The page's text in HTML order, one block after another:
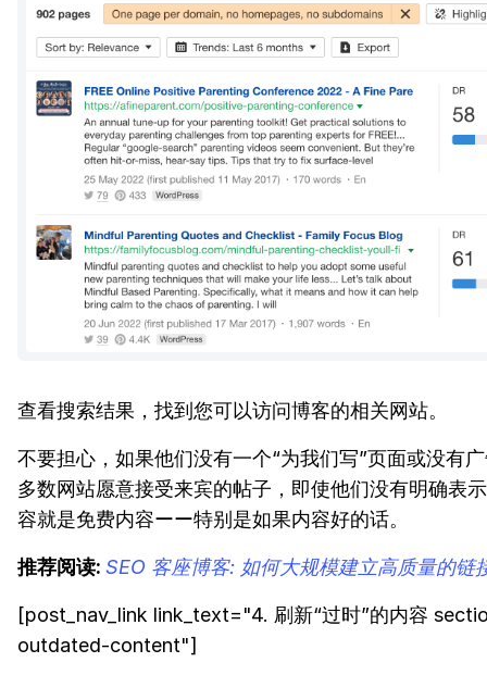
查看搜索结果，找到您可以访问博客的相关网站。
不要担心，如果他们没有一个“为我们写”页面或没有
多数网站愿意接受来宾的帖子，即使他们没有明确表
容就是免费内容ーー特别是如果内容好的话。
推荐阅读: SEO 客座博客: 如何大规模建立高质量的链
[post_nav_link link_text="4. 刷新“过时”的内容
outdated-content"]